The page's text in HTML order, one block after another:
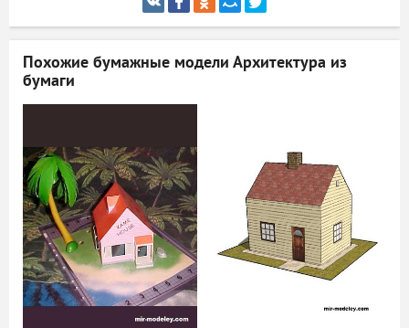
Похожие бумажные модели Архитектура из
бумаги